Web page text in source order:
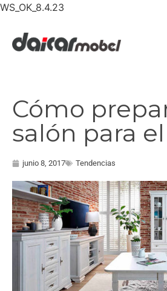
WS_OK_8.4.23
Cómo
salón para
junio 8, 2017 Tendencias